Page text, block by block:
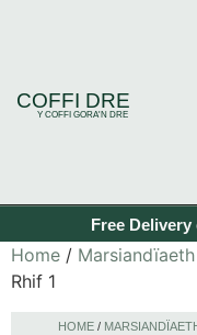
COFFI DRE
Y COFFI GORA'N DRE
Free Delivery
Home / Marsiandïaeth
Rhif 1
HOME/